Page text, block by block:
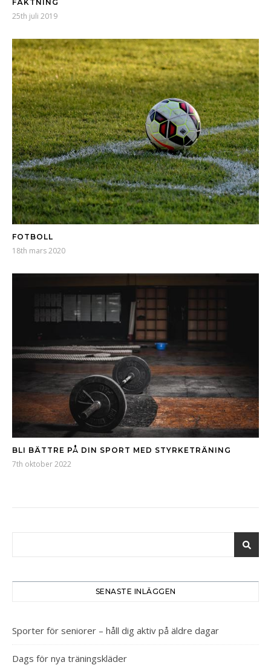
FÄKTNING
25th juli 2019
FOTBOLL
18th mars 2020
BLI BÄTTRE PÅ DIN SPORT MED STYRKETRÄNING
7th oktober 2022
SENASTE INLÄGGEN
Sporter för seniorer – håll dig aktiv på äldre dagar
Dags för nya träningskläder